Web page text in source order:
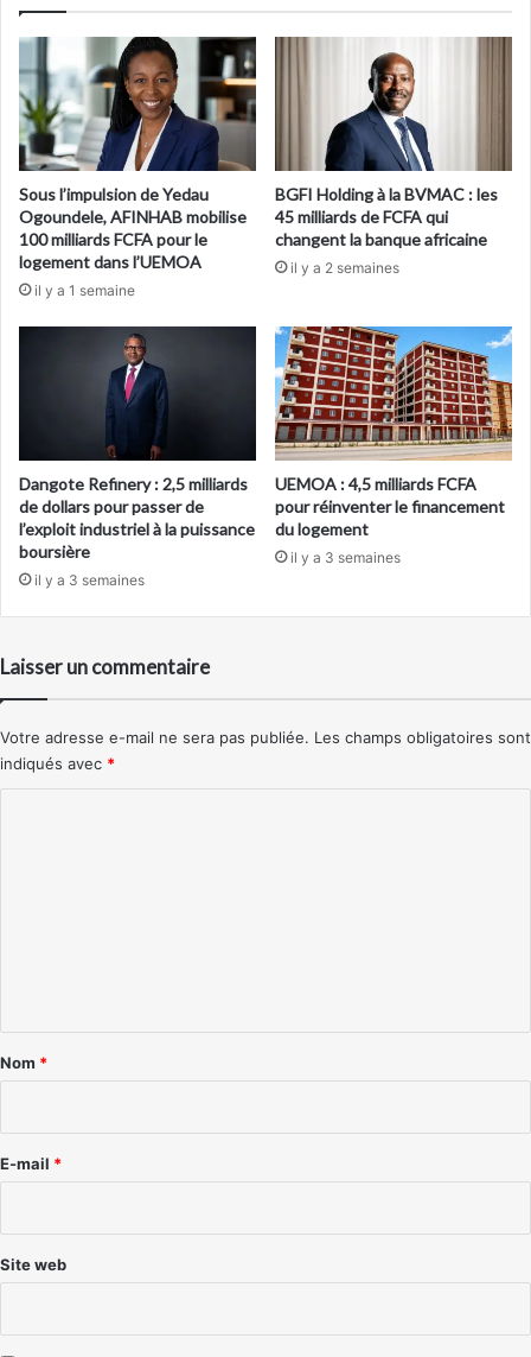
Sous l’impulsion de Yedau
Ogoundele, AFINHAB mobilise
100 milliards FCFA pour le
logement dans l’UEMOA
il y a 1 semaine
BGFI Holding à la BVMAC : les
45 milliards de FCFA qui
changent la banque africaine
il y a 2 semaines
Dangote Refinery : 2,5 milliards
de dollars pour passer de
l’exploit industriel à la puissance
boursière
il y a 3 semaines
UEMOA : 4,5 milliards FCFA
pour réinventer le financement
du logement
il y a 3 semaines
Laisser un commentaire
Votre adresse e-mail ne sera pas publiée. Les champs obligatoires sont
indiqués avec *
a
e
Nom *
E-mail *
Site web